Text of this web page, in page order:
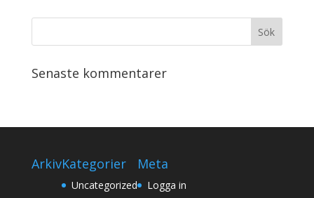
Senaste kommentarer
ArkivKategorier
Uncategorized
Meta
Logga in